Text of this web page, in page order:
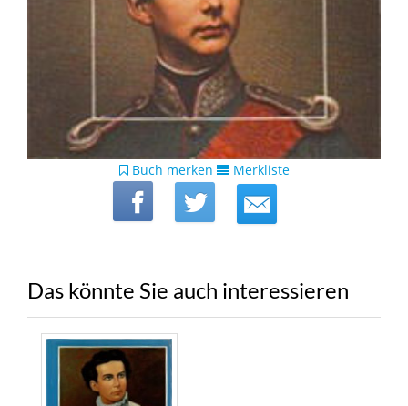
Buch merken Merkliste
Das könnte Sie auch interessieren